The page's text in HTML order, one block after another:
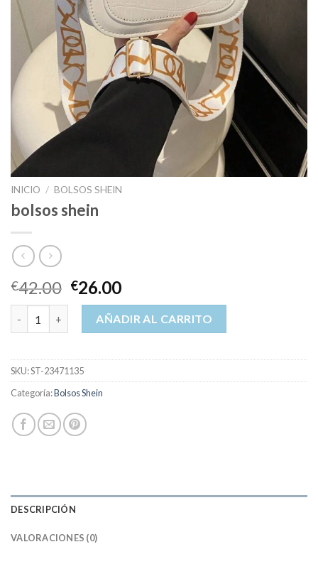
INICIO / BOLSOS SHEIN
bolsos shein
€42.00 €26.00
bolsos shein cantidadAÑADIR AL CARRITO
SKU:ST-23471135
Categoría:Bolsos Shein
DESCRIPCIÓN
VALORACIONES (0)